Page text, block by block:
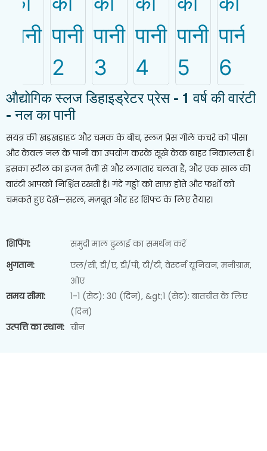
औद्योगिक स्लज डिहाइड्रेटर प्रेस - 1 वर्ष की वारंटी
- नल का पानी
संयंत्र की खड़खड़ाहट और चमक के बीच, स्लज प्रेस गीले कचरे को पीसा
और केवल नल के पानी का उपयोग करके सूखे केक बाहर निकालता है।
इसका स्टील का इंजन तेज़ी से और लगातार चलता है, और एक साल की
वारंटी आपको निश्चिंत रखती है। गंदे गड्ढों को साफ़ होते और फर्शों को
चमकते हुए देखें—सरल, मज़बूत और हर शिफ्ट के लिए तैयार।
शिपिंग:
समुद्री माल ढुलाई का समर्थन करें
भुगतान:
एल/सी, डी/ए, डी/पी, टी/टी, वेस्टर्न यूनियन, मनीग्राम,
ओए
समय सीमा:
1-1 (सेट): 30 (दिन), &gt;1 (सेट): बातचीत के लिए
(दिन)
उत्पत्ति का स्थान: चीन